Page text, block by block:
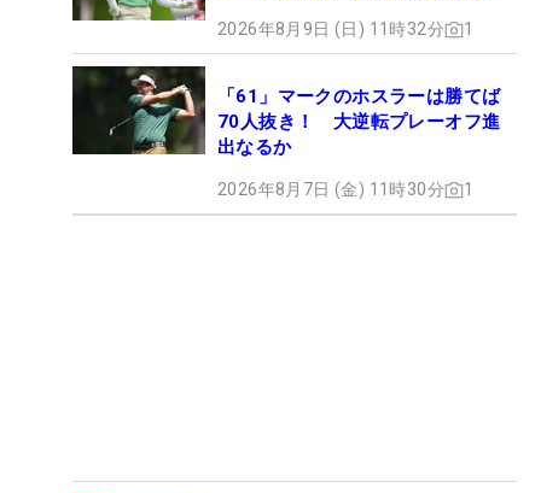
2026年8月9日 (日) 11時32分 1
「61」マークのホスラーは勝てば
70人抜き！ 大逆転プレーオフ進
出なるか
2026年8月7日 (金) 11時30分 1